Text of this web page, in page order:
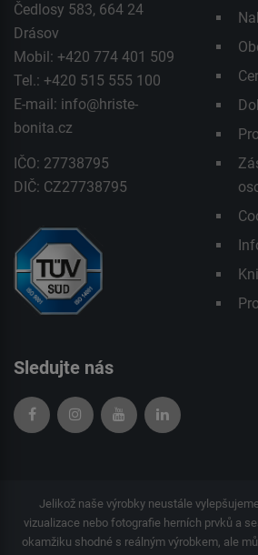
Čedlosy 583, 664 24
Drásov
Mobil: +420 774 401 509
Tel.: +420 515 555 100
E-mail: info@hriste-
bonita.cz
IČO: 27738795
DIČ: CZ27738795
Sledujte nás
Jelikož naše výrobky neustále
vizualizace nebo fotografie herních prvků a
okamžiku shodné s reálným výrobkem, ale